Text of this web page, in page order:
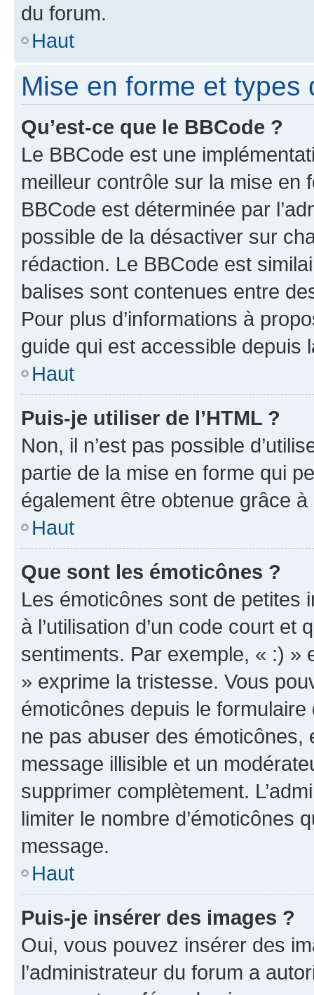
du forum.
Haut
Mise en forme et types
Qu’est-ce que le BBCode ?
Le BBCode est une
meilleur contrôle sur la mise en
BBCode est déterminée par
possible de la désactiver sur
rédaction. Le BBCode est
balises sont contenues entre
Pour plus d’informations à
guide qui est accessible depuis
Haut
Puis-je utiliser de l’HTML ?
Non, il n’est pas possible
partie de la mise en forme qui
également être obtenue grâce à
Haut
Que sont les émoticônes ?
Les émoticônes sont de petites
à l’utilisation d’un code court et
sentiments. Par exemple, « :) »
» exprime la tristesse. Vous
émoticônes depuis le
ne pas abuser des
message illisible et un
supprimer complètement.
limiter le nombre d’émoticônes
message.
Haut
Puis-je insérer des images ?
Oui, vous pouvez insérer des
l’administrateur du forum a